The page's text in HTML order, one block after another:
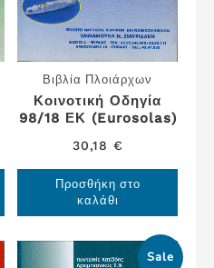
Βιβλία Πλοιάρχων
Κοινοτική Οδηγία
98/18 ΕΚ (Eurosolas)
30,18 €
Προσθήκη στο
καλάθι
Sale